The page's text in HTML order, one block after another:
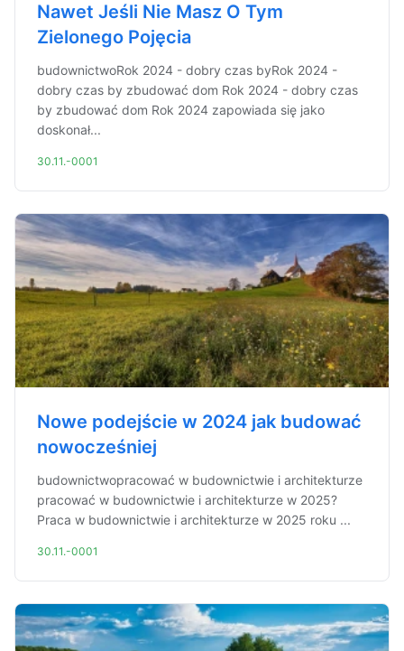
Nawet Jeśli Nie Masz O Tym
Zielonego Pojęcia
budownictwoRok 2024 - dobry czas byRok 2024 -
dobry czas by zbudować dom Rok 2024 - dobry czas
by zbudować dom Rok 2024 zapowiada się jako
doskonał...
30.11.-0001
Nowe podejście w 2024 jak budować
nowocześniej
budownictwopracować w budownictwie i architekturze
pracować w budownictwie i architekturze w 2025?
Praca w budownictwie i architekturze w 2025 roku ...
30.11.-0001